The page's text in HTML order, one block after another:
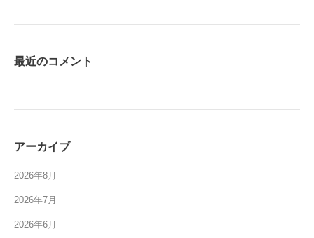
最近のコメント
アーカイブ
2026年8月
2026年7月
2026年6月